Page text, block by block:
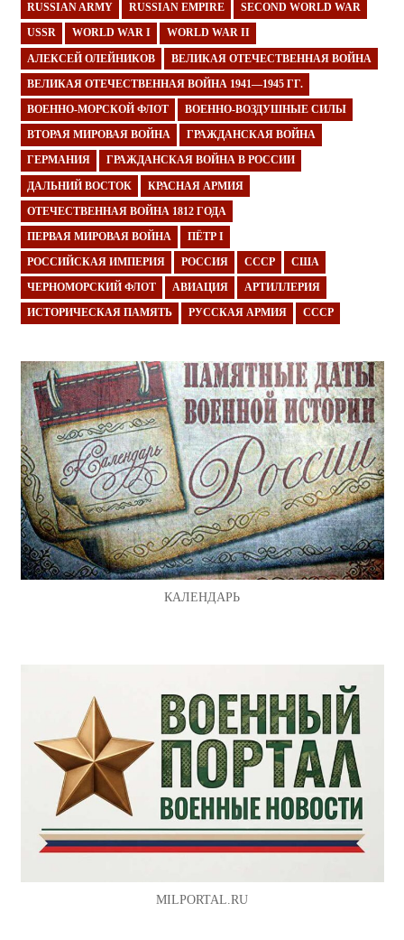
RUSSIAN ARMY RUSSIAN EMPIRE SECOND WORLD WAR
USSR WORLD WAR I WORLD WAR II
АЛЕКСЕЙ ОЛЕЙНИКОВ ВЕЛИКАЯ ОТЕЧЕСТВЕННАЯ ВОЙНА
ВЕЛИКАЯ ОТЕЧЕСТВЕННАЯ ВОЙНА 1941—1945 ГГ.
ВОЕННО-МОРСКОЙ ФЛОТ ВОЕННО-ВОЗДУШНЫЕ СИЛЫ
ВТОРАЯ МИРОВАЯ ВОЙНА ГРАЖДАНСКАЯ ВОЙНА
ГЕРМАНИЯ ГРАЖДАНСКАЯ ВОЙНА В РОССИИ
ДАЛЬНИЙ ВОСТОК КРАСНАЯ АРМИЯ
ОТЕЧЕСТВЕННАЯ ВОЙНА 1812 ГОДА
ПЕРВАЯ МИРОВАЯ ВОЙНА ПЁТР I
РОССИЙСКАЯ ИМПЕРИЯ РОССИЯ СССР США
ЧЕРНОМОРСКИЙ ФЛОТ АВИАЦИЯ АРТИЛЛЕРИЯ
ИСТОРИЧЕСКАЯ ПАМЯТЬ РУССКАЯ АРМИЯ СССР
КАЛЕНДАРЬ
MILPORTAL.RU